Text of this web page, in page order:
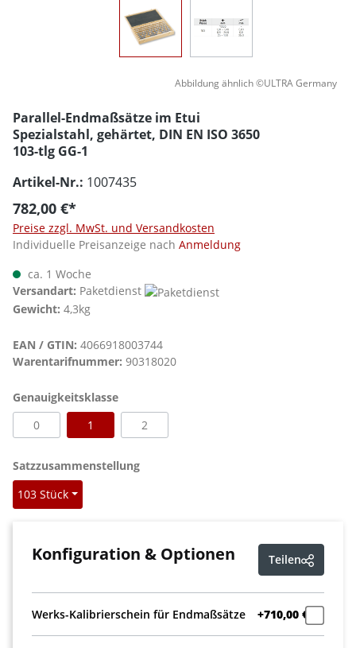
Abbildung ähnlich ©ULTRA Germany
Parallel-Endmaßsätze im Etui
Spezialstahl, gehärtet, DIN EN ISO 3650
103-tlg GG-1
Artikel-Nr.: 1007435
782,00 €*
Preise zzgl. MwSt. und Versandkosten
Individuelle Preisanzeige nach Anmeldung
ca. 1 Woche
Versandart: Paketdienst
Gewicht: 4,3kg
EAN / GTIN: 4066918003744
Warentarifnummer: 90318020
Genauigkeitsklasseauswählen
0
1 2
Satzzusammenstellungauswählen
103 Stück
Konfiguration & Optionen Teilen
Werks-Kalibrierschein für Endmaßsätze +710,00 €